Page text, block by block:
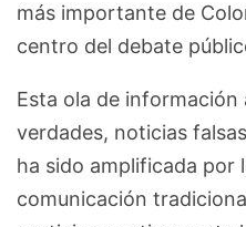
más importante de
centro del debate
Esta ola de información
verdades, noticias
ha sido amplificada por
comunicación